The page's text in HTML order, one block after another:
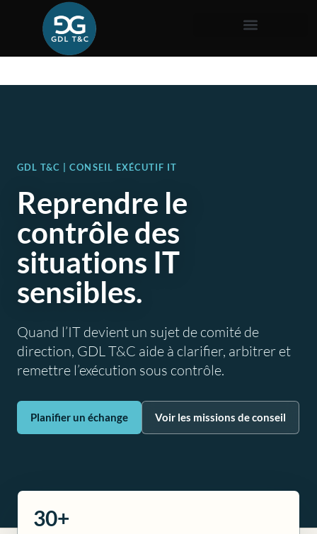
GDL T&C | CONSEIL EXÉCUTIF IT
Reprendre le
contrôle des
situations IT
sensibles.
Quand l’IT devient un sujet de comité de
direction, GDL T&C aide à clarifier, arbitrer et
remettre l’exécution sous contrôle.
Planifier un échange Voir les missions de conseil
30+